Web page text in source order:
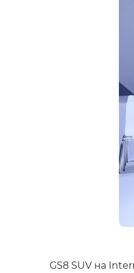
GS8 SUV на